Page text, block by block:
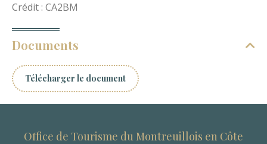
Crédit : CA2BM
Documents
Télécharger le document
Office de Tourisme du Montreuillois en Côte